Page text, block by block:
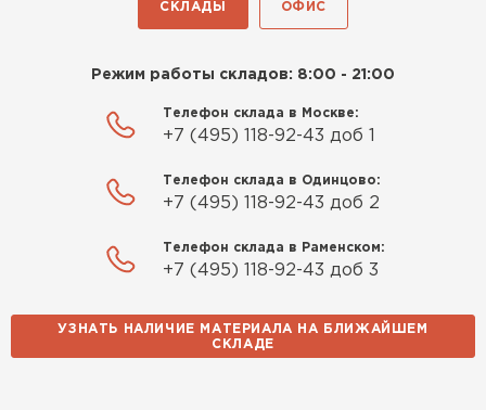
СКЛАДЫ ОФИС
Режим работы складов: 8:00 - 21:00
Телефон склада в Москве:
+7 (495) 118-92-43 доб 1
Телефон склада в Одинцово:
+7 (495) 118-92-43 доб 2
Телефон склада в Раменском:
+7 (495) 118-92-43 доб 3
УЗНАТЬ НАЛИЧИЕ МАТЕРИАЛА НА БЛИЖАЙШЕМ
СКЛАДЕ